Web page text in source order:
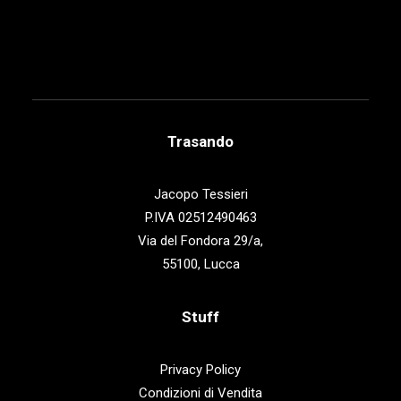
Trasando
Jacopo Tessieri
P.IVA 02512490463
Via del Fondora 29/a,
55100, Lucca
Stuff
Privacy Policy
Condizioni di Vendita